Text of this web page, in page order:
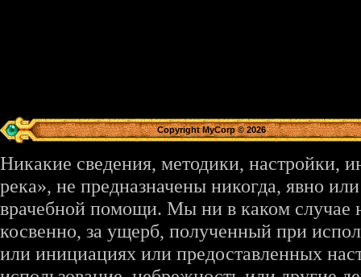
Copyright MyCorp © 2026
Никакие сведения, методики, настройки,
река», не предназначены никогда, явно
врачебной помощи. Мы ни в каком случае
косвенно, за ущерб, полученный при
или инициациях или предоставленных